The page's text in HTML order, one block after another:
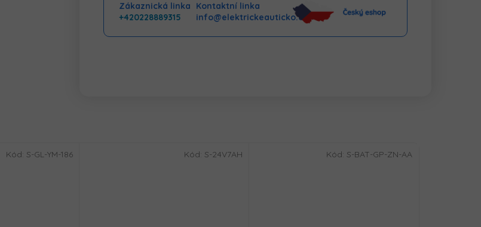
Zákaznická linka
+420228889315
Kontaktní linka
info@elektrickeauticko.cz
Kód: S-GL-YM-186 Kód: S-24V7AH Kód: S-BAT-GP-ZN-AA